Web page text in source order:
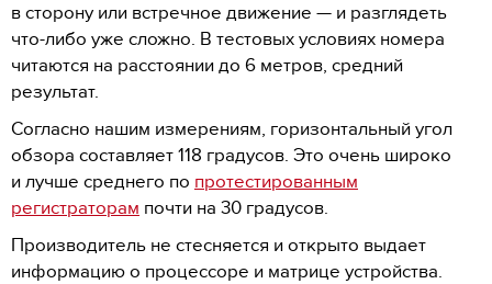
в сторону или встречное движение — и разглядеть
что-либо уже сложно. В тестовых условиях номера
читаются на расстоянии до 6 метров, средний
результат.
Согласно нашим измерениям, горизонтальный угол
обзора составляет 118 градусов. Это очень широко
и лучше среднего по протестированным
регистраторам почти на 30 градусов.
Производитель не стесняется и открыто выдает
информацию о процессоре и матрице устройства.